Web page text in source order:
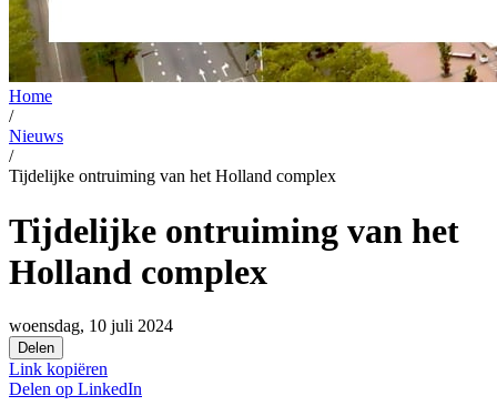
Home
/
Nieuws
/
Tijdelijke ontruiming van het Holland complex
Tijdelijke ontruiming van het
Holland complex
woensdag, 10 juli 2024
Delen
Link kopiëren
Delen op LinkedIn